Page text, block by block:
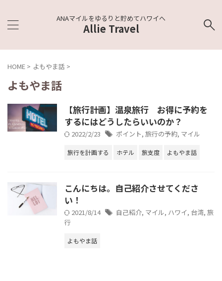
ANAマイルをゆるりと貯めてハワイへ
Allie Travel
HOME > よもやま話 >
よもやま話
【旅行計画】温泉旅行 お得に予約を
するにはどうしたらいいのか？
2022/2/23 ポイント, 旅行の予約, マイル
旅行を計画する ホテル 旅支度 よもやま話
こんにちは。自己紹介させてくださ
い！
2021/8/14 自己紹介, マイル, ハワイ, 台湾, 旅
行
よもやま話